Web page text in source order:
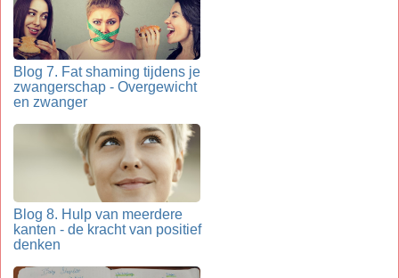
Blog 7. Fat shaming tijdens je
zwangerschap - Overgewicht
en zwanger
Blog 8. Hulp van meerdere
kanten - de kracht van positief
denken